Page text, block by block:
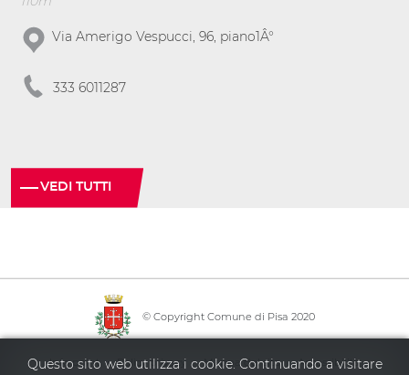
Via Amerigo Vespucci, 96, piano1Â°
333 6011287
VEDI TUTTI
© Copyright Comune di Pisa 2020
Info point·Policy privacy ·Mappa del sito·Accessibilità
Questo sito web utilizza i cookie. Continuando a visitare